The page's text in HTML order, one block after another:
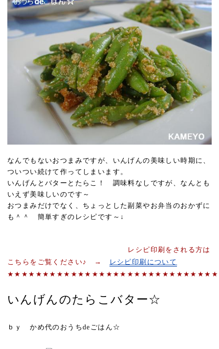
なんでもないおつまみですが、いんげんの美味しい時期に、
ついつい続けて作ってしまいます。
いんげんとバターとたらこ！ 調味料なしですが、なんとも
いえず美味しいのです～
おつまみだけでなく、ちょっとした副菜やお弁当のおかずに
も＾＾ 簡単すぎのレシピです～↓
レシピ印刷をされる方は
こちらをご覧ください♪ →
レシピ印刷について
いんげんのたらこバター☆
ｂｙ かめ代のおうちdeごはん☆